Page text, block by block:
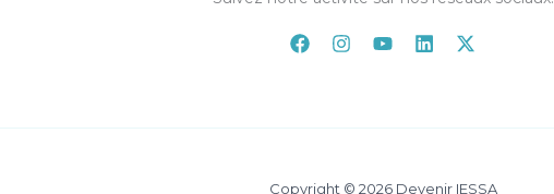
Copyright © 2026 Devenir IESSA